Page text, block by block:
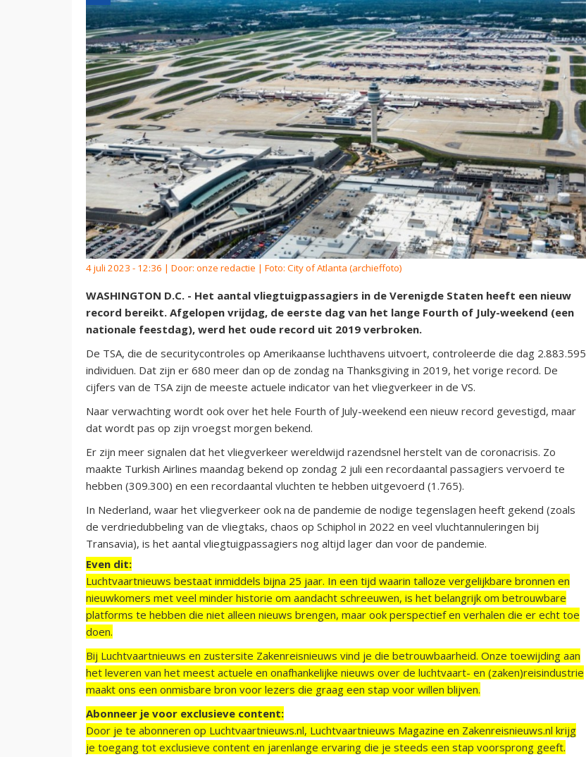
4 juli 2023 - 12:36 | Door: onze redactie | Foto: City of Atlanta (archieffoto)
WASHINGTON D.C. - Het aantal vliegtuigpassagiers in de Verenigde Staten heeft een nieuw
record bereikt. Afgelopen vrijdag, de eerste dag van het lange Fourth of July-weekend (een
nationale feestdag), werd het oude record uit 2019 verbroken.
De TSA, die de securitycontroles op Amerikaanse luchthavens uitvoert, controleerde die dag 2.883.595
individuen. Dat zijn er 680 meer dan op de zondag na Thanksgiving in 2019, het vorige record. De
cijfers van de TSA zijn de meeste actuele indicator van het vliegverkeer in de VS.
Naar verwachting wordt ook over het hele Fourth of July-weekend een nieuw record gevestigd, maar
dat wordt pas op zijn vroegst morgen bekend.
Er zijn meer signalen dat het vliegverkeer wereldwijd razendsnel herstelt van de coronacrisis. Zo
maakte Turkish Airlines maandag bekend op zondag 2 juli een recordaantal passagiers vervoerd te
hebben (309.300) en een recordaantal vluchten te hebben uitgevoerd (1.765).
In Nederland, waar het vliegverkeer ook na de pandemie de nodige tegenslagen heeft gekend (zoals
de verdriedubbeling van de vliegtaks, chaos op Schiphol in 2022 en veel vluchtannuleringen bij
Transavia), is het aantal vliegtuigpassagiers nog altijd lager dan voor de pandemie.
Even dit:
Luchtvaartnieuws bestaat inmiddels bijna 25 jaar. In een tijd waarin talloze vergelijkbare bronnen en
nieuwkomers met veel minder historie om aandacht schreeuwen, is het belangrijk om betrouwbare
platforms te hebben die niet alleen nieuws brengen, maar ook perspectief en verhalen die er echt toe
doen.
Bij Luchtvaartnieuws en zustersite Zakenreisnieuws vind je die betrouwbaarheid. Onze toewijding aan
het leveren van het meest actuele en onafhankelijke nieuws over de luchtvaart- en (zaken)reisindustrie
maakt ons een onmisbare bron voor lezers die graag een stap voor willen blijven.
Abonneer je voor exclusieve content:
Door je te abonneren op Luchtvaartnieuws.nl, Luchtvaartnieuws Magazine en Zakenreisnieuws.nl krijg
je toegang tot exclusieve content en jarenlange ervaring die je steeds een stap voorsprong geeft.